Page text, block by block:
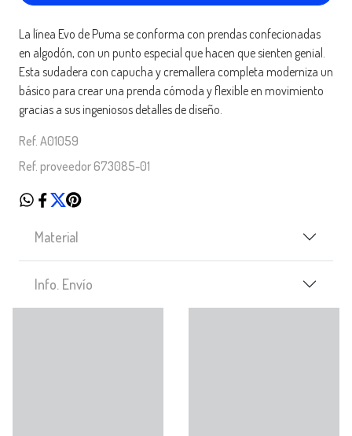
La línea Evo de Puma se conforma con prendas confecionadas
en algodón, con un punto especial que hacen que sienten genial.
Esta sudadera con capucha y cremallera completa moderniza un
básico para crear una prenda cómoda y flexible en movimiento
gracias a sus ingeniosos detalles de diseño.
Ref. A01059
Ref. proveedor 673085-01
Material
Info. Envío